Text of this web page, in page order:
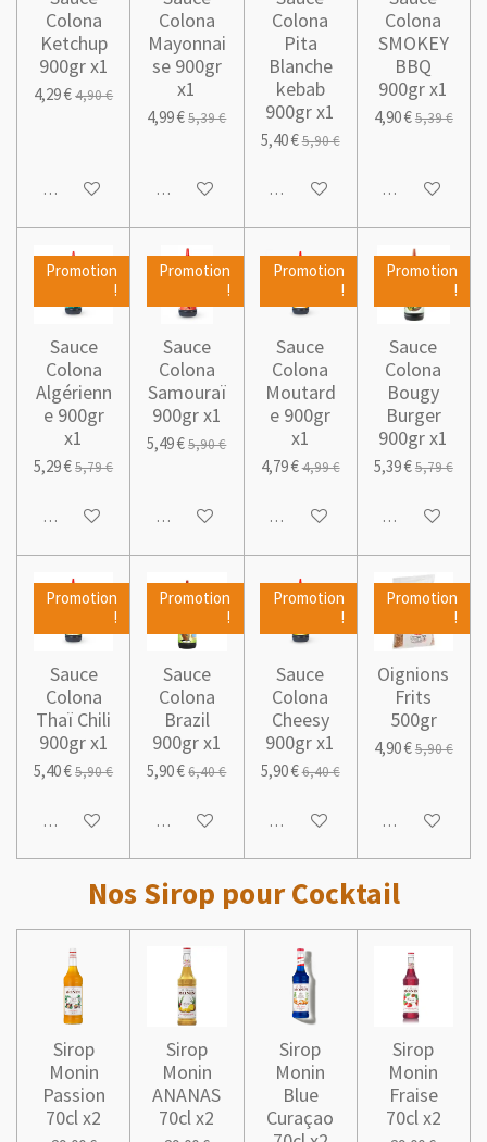
Colona
Ketchup
900gr x1
4,29 €4,90 €
Ajouter au panier
Colona
Mayonnai
se 900gr
x1
4,99 €5,39 €
Ajouter au panier
Colona
Pita
Blanche
kebab
900gr x1
5,40 €5,90 €
Ajouter au panier
Colona
SMOKEY
BBQ
900gr x1
4,90 €5,39 €
Ajouter au
Promotion
!
Sauce
Colona
Algérienn
e 900gr
x1
5,29 €5,79 €
Ajouter au panier
Promotion
!
Sauce
Colona
Samouraï
900gr x1
5,49 €5,90 €
Ajouter au panier
Promotion
!
Sauce
Colona
Moutard
e 900gr
x1
4,79 €4,99 €
Ajouter au panier
Promotion
!
Sauce
Colona
Bougy
Burger
900gr x1
5,39 €5,79 €
Ajouter au
Promotion
!
Sauce
Colona
Thaï Chili
900gr x1
5,40 €5,90 €
Ajouter au panier
Promotion
!
Sauce
Colona
Brazil
900gr x1
5,90 €6,40 €
Ajouter au panier
Promotion
!
Sauce
Colona
Cheesy
900gr x1
5,90 €6,40 €
Ajouter au panier
Promotion
!
Oignions
Frits
500gr
4,90 €5,90 €
Ajouter au
Nos Sirop pour Cocktail
Sirop
Monin
Passion
70cl x2
Sirop
Monin
ANANAS
70cl x2
Sirop
Monin
Blue
Curaçao
Sirop
Monin
Fraise
70cl x2